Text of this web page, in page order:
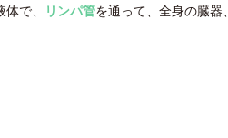
で、
リンパ管を通って、全身の臓器